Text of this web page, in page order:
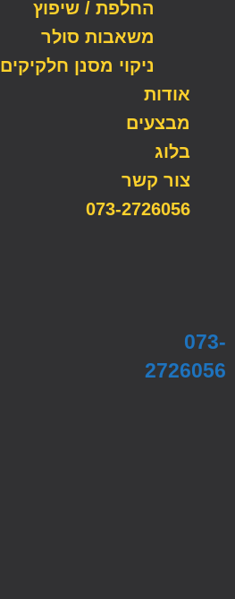
החלפת / שיפוץ
משאבות סולר
ניקוי מסנן חלקיקים
אודות
מבצעים
בלוג
צור קשר
073-2726056
073-
2726056